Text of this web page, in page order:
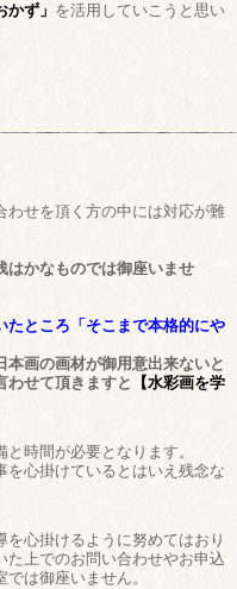
かず」 を活用していこうと思い
わせを頂く方の中には対応が難
はかなものでは御座いませ
たところ「そこまで本格的にや
画の画材が御用意出来ないと
せて頂きますと
【水彩画を学
時間が必要となります。
を心掛けているとはいえ残念な
心掛けるように努めてはおり
た上でのお問い合わせやお申込
は御座いません。